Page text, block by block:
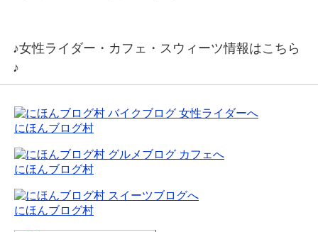
♪女性ライダー・カフェ・スウィーツ情報はこちら
♪
にほんブログ村
にほんブログ村
にほんブログ村